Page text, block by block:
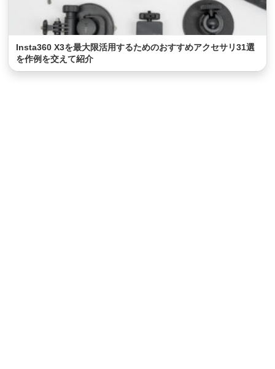
Insta360 X3を最大限活用するためのおすすめアクセサリ31選
を作例を交えて紹介